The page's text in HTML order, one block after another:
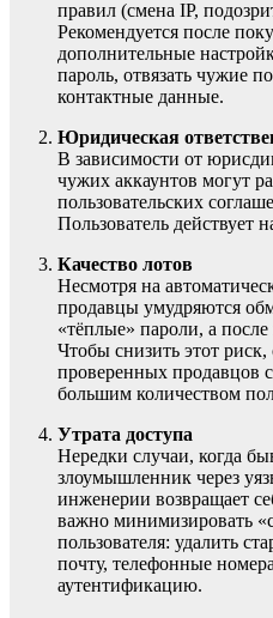
правил (смена IP,
Рекомендуется после
дополнительные
пароль, отвязать чужие
контактные данные.
Юридическая
В зависимости от
чужих аккаунтов могут
пользовательских
Пользователь действует
Качество лотов
Несмотря на
продавцы умудряются
«тёплые» пароли, а
Чтобы снизить этот
проверенных продавцов
большим количеством
Утрата доступа
Нередки случаи, когда
злоумышленник через
инженерии возвращает
важно минимизировать
пользователя: удалить
почту, телефонные
аутентификацию.